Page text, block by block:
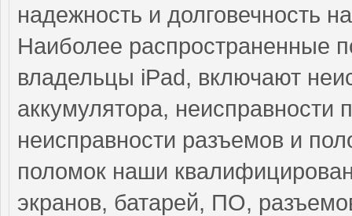
надежность и долговечность
Наиболее распространенные
владельцы iPad, включают
аккумулятора, неисправности
неисправности разъемов и
поломок наши
экранов, батарей, ПО,